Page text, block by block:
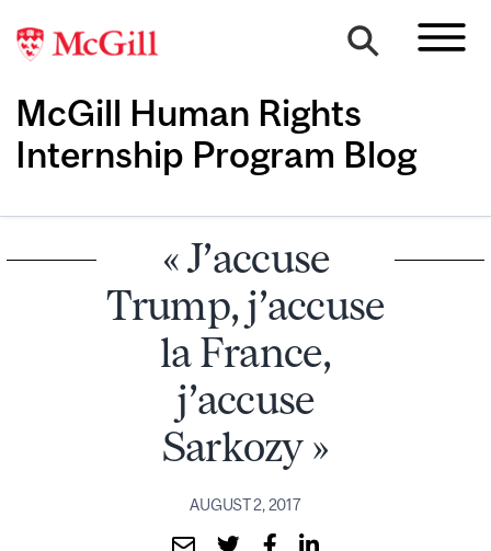
McGill Human Rights
Internship Program Blog
« J’accuse
Trump, j’accuse
la France,
j’accuse
Sarkozy »
AUGUST 2, 2017